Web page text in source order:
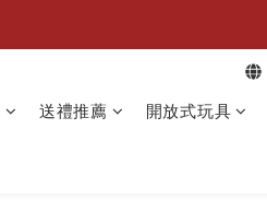
送禮推薦 開放式玩具